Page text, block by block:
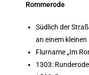
Rommerode
Südlich der
an einem
Flurname „Im
1303: Runderode